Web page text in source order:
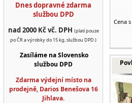
Cena
Dnes dopravné zdarma
službou DPD
nad 2000 Kč vč. DPH (platí pouze
po ČR a výrobky do 15 kg, službou DPD.)
Zasíláme na Slovensko
službou DPD
Zdarma výdejní místo na
prodejně, Darios Benešova 16
Jihlava.